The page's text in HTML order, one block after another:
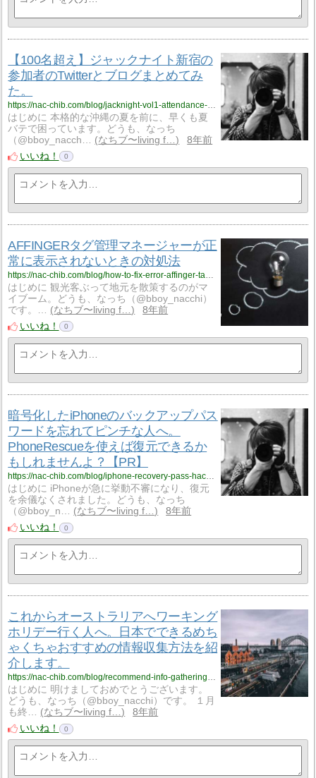
【100名超え】ジャックナイト新宿の
参加者のTwitterとブログまとめてみ
た。
はじめに 本格的な沖縄の夏を前に、早くも夏
バテで困っています。どうも、なっち
（@bboy_nacch…
なちブ〜living f…
8年前
いいね！
0
AFFINGERタグ管理マネージャーが正
常に表示されないときの対処法
https://nac-chib.com/blog/how-to-fix-error-affinger-tag-manager/
はじめに 観光客ぶって地元を散策するのがマ
イブーム。どうも、なっち（@bboy_nacchi）
です。…
なちブ〜living f…
8年前
いいね！
0
暗号化したiPhoneのバックアップパス
ワードを忘れてピンチな人へ。
PhoneRescueを使えば復元できるか
もしれませんよ？【PR】
https://nac-chib.com/blog/iphone-recovery-pass-hack-phonerescue/
はじめに iPhoneが急に挙動不審になり、復元
を余儀なくされました。どうも、なっち
（@bboy_n…
なちブ〜living f…
8年前
いいね！
0
これからオーストラリアへワーキング
ホリデー行く人へ。日本でできるめち
ゃくちゃおすすめの情報収集方法を紹
介します。
https://nac-chib.com/blog/recommend-info-gathering-for-workingholiday-in-australia/
はじめに 明けましておめでとうございます。
どうも、なっち（@bboy_nacchi）です。 １月
も終…
なちブ〜living f…
8年前
いいね！
0